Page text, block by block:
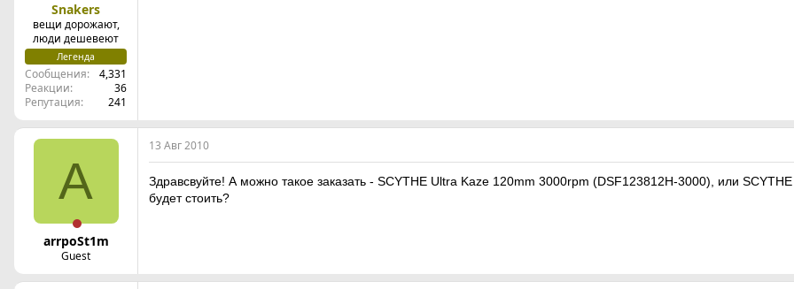
Snakers
вещи дорожают,
люди дешевеют
Легенда
Сообщения
4,331
Реакции
36
Репутация
241
A
arrpoSt1m
Guest
13 Авг 2010
Здравсвуйте! А можно такое заказать - SСYTHE Ultra Kaze 120mm 3000rpm (DSF123812H-3000), или
будет стоить?